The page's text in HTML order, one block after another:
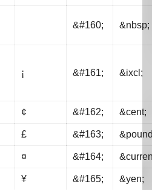
&#160; &nbsp;
¡ &#161; &ixcl;
¢ &#162; &cent;
£ &#163;
¤ &#164;
¥ &#165; &yen;